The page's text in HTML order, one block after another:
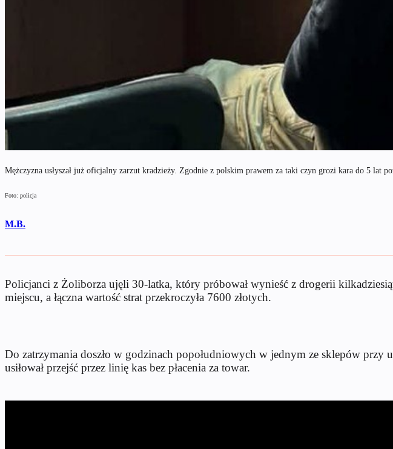
Mężczyzna usłyszał już oficjalny zarzut kradzieży. Zgodnie z polskim prawem za taki czyn grozi kara do 5 lat
Foto: policja
M.B.
Policjanci z Żoliborza ujęli 30-latka, który próbował wynieść z drogerii
miejscu, a łączna wartość strat przekroczyła 7600 złotych.
Do zatrzymania doszło w godzinach popołudniowych w jednym ze sklepów
usiłował przejść przez linię kas bez płacenia za towar.